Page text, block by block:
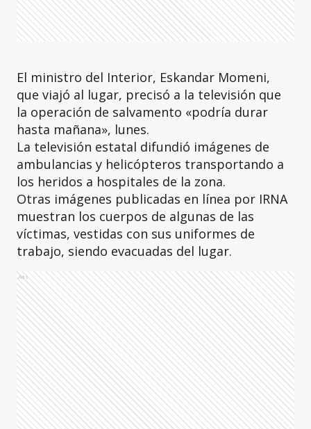
El ministro del Interior, Eskandar Momeni,
que viajó al lugar, precisó a la televisión que
la operación de salvamento «podría durar
hasta mañana», lunes.
La televisión estatal difundió imágenes de
ambulancias y helicópteros transportando a
los heridos a hospitales de la zona.
Otras imágenes publicadas en línea por IRNA
muestran los cuerpos de algunas de las
víctimas, vestidas con sus uniformes de
trabajo, siendo evacuadas del lugar.
Ads